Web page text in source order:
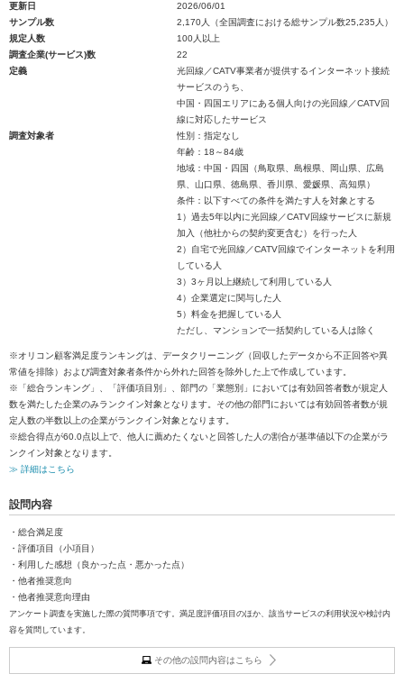
更新日
2026/06/01
サンプル数
2,170人（全国調査における総サンプル数25,235人）
規定人数
100人以上
調査企業(サービス)数
22
定義
光回線／CATV事業者が提供するインターネット接続
サービスのうち、
中国・四国エリアにある個人向けの光回線／CATV回
線に対応したサービス
調査対象者
性別：指定なし
年齢：18～84歳
地域：中国・四国（鳥取県、島根県、岡山県、広島
県、山口県、徳島県、香川県、愛媛県、高知県）
条件：以下すべての条件を満たす人を対象とする
1）過去5年以内に光回線／CATV回線サービスに新規
加入（他社からの契約変更含む）を行った人
2）自宅で光回線／CATV回線でインターネットを利用
している人
3）3ヶ月以上継続して利用している人
4）企業選定に関与した人
5）料金を把握している人
ただし、マンションで一括契約している人は除く
※オリコン顧客満足度ランキングは、データクリーニング（回収したデータから不正回答や異
常値を排除）および調査対象者条件から外れた回答を除外した上で作成しています。
※「総合ランキング」、「評価項目別」、部門の「業態別」においては有効回答者数が規定人
数を満たした企業のみランクイン対象となります。その他の部門においては有効回答者数が規
定人数の半数以上の企業がランクイン対象となります。
※総合得点が60.0点以上で、他人に薦めたくないと回答した人の割合が基準値以下の企業がラ
ンクイン対象となります。
≫ 詳細はこちら
設問内容
・総合満足度
・評価項目（小項目）
・利用した感想（良かった点・悪かった点）
・他者推奨意向
・他者推奨意向理由
アンケート調査を実施した際の質問事項です。満足度評価項目のほか、該当サービスの利用状況や検討内
容を質問しています。
その他の設問内容はこちら